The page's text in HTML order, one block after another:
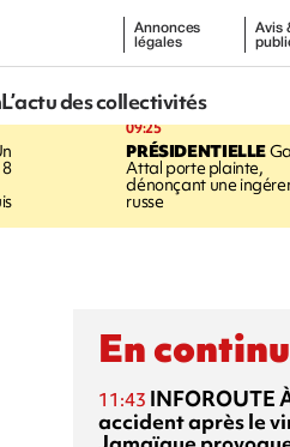
Annonces
légales
Avis
L’actu des collectivités
09:25
PRÉSIDENTIELLE
Attal porte plainte,
dénonçant une
russe
En continu
11:43 INFOROUTE
accident après le